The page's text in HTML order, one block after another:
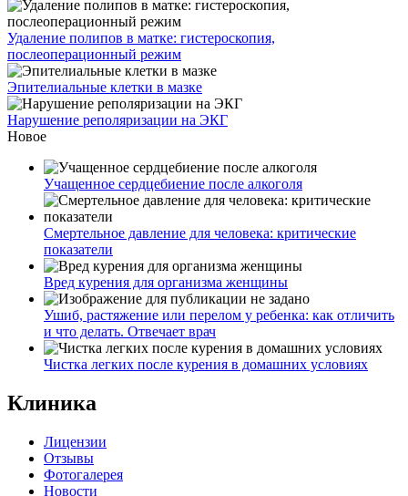
Удаление полипов в матке: гистероскопия,
послеоперационный режим
Эпителиальные клетки в мазке
Нарушение реполяризации на ЭКГ
Новое
Учащенное сердцебиение после алкоголя
Смертельное давление для человека: критические
показатели
Вред курения для организма женщины
Ушиб, растяжение или перелом у ребенка: как отличить
и что делать. Отвечает врач
Чистка легких после курения в домашних условиях
Клиника
Лицензии
Отзывы
Фотогалерея
Новости